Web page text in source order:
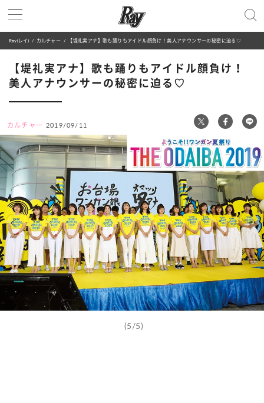
Ray(レイ) カルチャー 【堤礼実アナ】歌も踊りもアイドル顔負け！美人アナウンサーの秘密に迫る♡
【堤礼実アナ】歌も踊りもアイドル顔負け！
美人アナウンサーの秘密に迫る♡
カルチャー 2019/09/11
(5/5)